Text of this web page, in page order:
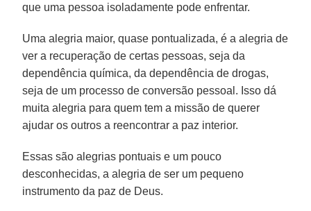
que uma pessoa isoladamente pode enfrentar.
Uma alegria maior, quase pontualizada, é a alegria de
ver a recuperação de certas pessoas, seja da
dependência química, da dependência de drogas,
seja de um processo de conversão pessoal. Isso dá
muita alegria para quem tem a missão de querer
ajudar os outros a reencontrar a paz interior.
Essas são alegrias pontuais e um pouco
desconhecidas, a alegria de ser um pequeno
instrumento da paz de Deus.